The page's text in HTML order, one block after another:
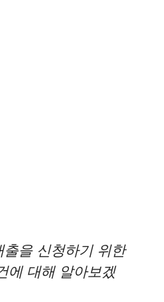
을 신청하기 위한
에 대해 알아보겠